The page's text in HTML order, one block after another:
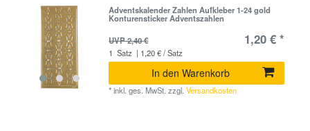
Adventskalender Zahlen Aufkleber 1-24 gold
Konturensticker Adventszahlen
UVP 2,40 €
1,20 € *
1 Satz | 1,20 € / Satz
In den Warenkorb
*inkl. ges. MwSt. zzgl.Versandkosten